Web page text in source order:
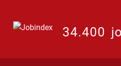
34.400